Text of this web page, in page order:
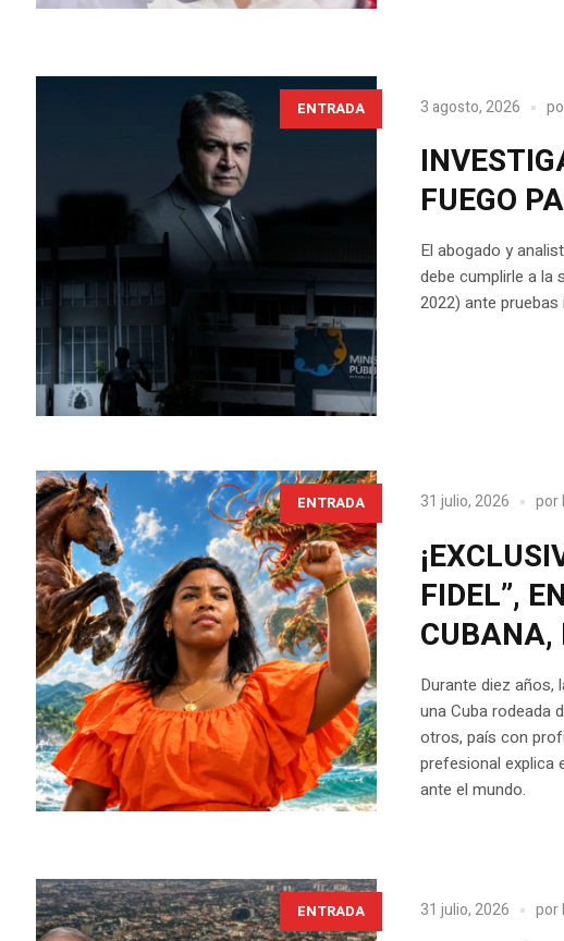
ENTRADA 3 agosto, 2026
FUEGO
El abogado y
debe cumplirle a la
2022) ante
ENTRADA 31 julio, 2026 por
FIDEL”,
CUBANA,
Durante diez años,
una Cuba rodeada
otros, país con
prefesional explica
ante el mundo.
ENTRADA 31 julio, 2026 por